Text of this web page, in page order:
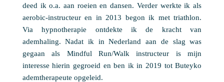
deed ik o.a. aan roeien en dansen. Verder werkte ik als
aerobic-instructeur en in 2013 begon ik met triathlon.
Via hypnotherapie ontdekte ik de kracht van
ademhaling. Nadat ik in Nederland aan de slag was
gegaan als Mindful Run/Walk instructeur is mijn
interesse hierin gegroeid en ben ik in 2019 tot Buteyko
ademtherapeute opgeleid.